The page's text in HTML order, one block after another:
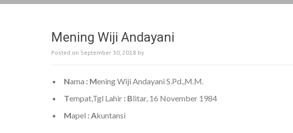
Mening Wiji Andayani
Posted on September 30, 2018 by
Nama : Mening Wiji Andayani S.Pd.,M.M.
Tempat,Tgl Lahir : Blitar, 16 November 1984
Mapel : Akuntansi